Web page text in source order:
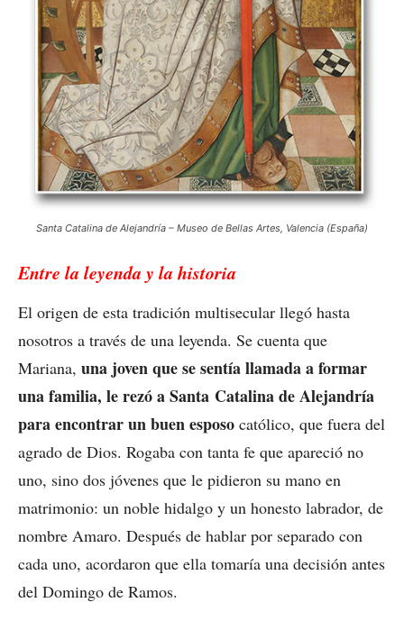
Santa Catalina de Alejandría – Museo de Bellas Artes, Valencia (España)
Entre la leyenda y la historia
El origen de esta tradición multisecular llegó hasta
nosotros a través de una leyenda. Se cuenta que
Mariana, una joven que se sentía llamada a formar
una familia, le rezó a Santa Catalina de Alejandría
para encontrar un buen esposo católico, que fuera del
agrado de Dios. Rogaba con tanta fe que apareció no
uno, sino dos jóvenes que le pidieron su mano en
matrimonio: un noble hidalgo y un honesto labrador, de
nombre Amaro. Después de hablar por separado con
cada uno, acordaron que ella tomaría una decisión antes
del Domingo de Ramos.